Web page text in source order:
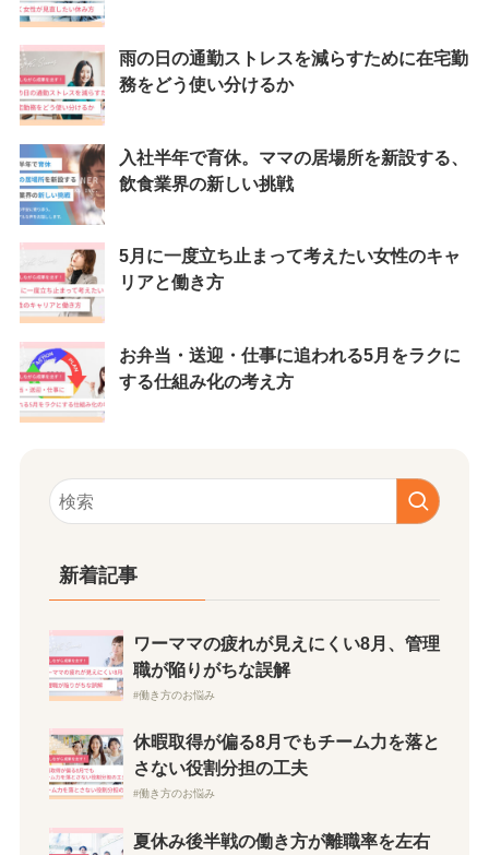
雨の日の通勤ストレスを減らすために在宅勤
務をどう使い分けるか
入社半年で育休。ママの居場所を新設する、
飲食業界の新しい挑戦
5月に一度立ち止まって考えたい女性のキャ
リアと働き方
お弁当・送迎・仕事に追われる5月をラクに
する仕組み化の考え方
新着記事
ワーママの疲れが見えにくい8月、管理
職が陥りがちな誤解
働き方のお悩み
休暇取得が偏る8月でもチーム力を落と
さない役割分担の工夫
働き方のお悩み
夏休み後半戦の働き方が離職率を左右